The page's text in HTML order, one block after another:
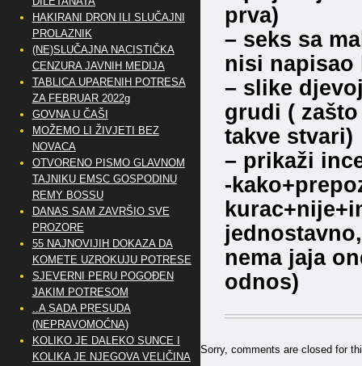
prva)
– seks sa
nisi napisao
– slike
grudi (
takve stvari)
– prikaži
-
nema jaja
odnos)
Sorry, comments are closed for
HAKIRANI DRON ILI SLUČAJNI
PROLAZNIK
(NE)SLUČAJNA NACISTIČKA
CENZURA JAVNIH MEDIJA
TABLICA UPARENIH POTRESA
ZA FEBRUAR 2022g
GOVNA U ČAŠI
MOŽEMO LI ŽIVJETI BEZ
NOVACA
OTVORENO PISMO GLAVNOM
TAJNIKU EMSC GOSPODINU
REMY BOSSU
DANAS SAM ZAVRŠIO SVE
PROZORE
55 NAJNOVIJIH DOKAZA DA
KOMETE UZROKUJU POTRESE
SJEVERNI PERU POGOĐEN
JAKIM POTRESOM
..A SADA PRESUDA
(NEPRAVOMOĆNA)
KOLIKO JE DALEKO SUNCE I
KOLIKA JE NJEGOVA VELIČINA